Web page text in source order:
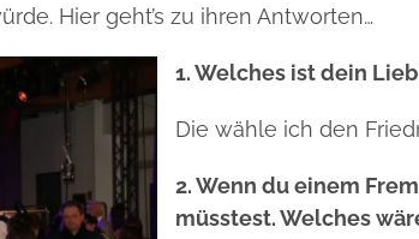
Hier geht’s zu ihren Antworten…
1. Welches ist dein
Die wähle ich den
2. Wenn du einem
müsstest. Welches